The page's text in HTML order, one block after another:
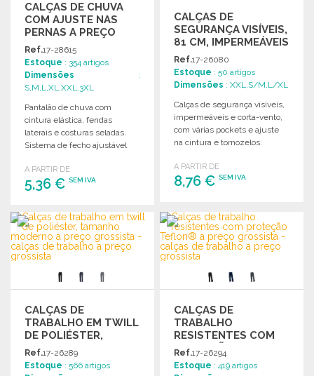
CALÇAS DE CHUVA
COM AJUSTE NAS
PERNAS A PREÇO
GROSSISTA
Ref.17-28615
Estoque : 354 artigos
Dimensões :
S,M,L,XL,XXL,3XL
Pantalão de chuva com
cintura elástica, fendas
laterais e costuras seladas.
Sistema de fecho ajustável
A PARTIR DE
5,36 € SEM IVA
ENCOMENDAR
Solicitar um orçamento
CALÇAS DE
SEGURANÇA VISÍVEIS,
81 CM, IMPERMEÁVEIS
Ref.17-26080
Estoque : 50 artigos
Dimensões : XXL,S/M,L/XL
Calças de segurança visíveis,
impermeáveis e corta-vento,
com várias pockets e ajuste
na cintura e tornozelos.
A PARTIR DE
8,76 €SEM IVA
ENCOMENDAR
Solicitar um orçamento
CALÇAS DE
TRABALHO EM TWILL
DE POLIÉSTER,
TAMANHO MODERNO
Ref.17-26289
Estoque : 566 artigos
CALÇAS DE
TRABALHO
RESISTENTES COM
PROTEÇÃO TEFLON®
A PREÇO GROSSISTA
Ref.17-26294
Estoque : 419 artigos